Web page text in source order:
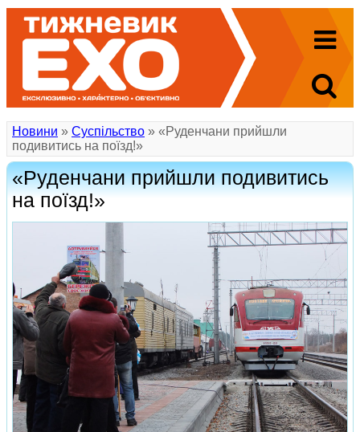
Новини » Суспільство » «Руденчани прийшли
подивитись на поїзд!»
«Руденчани прийшли подивитись
на поїзд!»